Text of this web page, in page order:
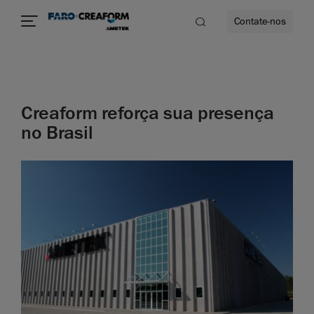
mais
Contate-nos
Creaform reforça sua presença
no Brasil